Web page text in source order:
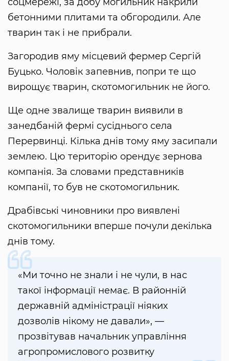
бетонними плитами та обгородили. Але
тварин так і не прибрали.
Загородив яму місцевий фермер Сергій
Буцько. Чоловік запевнив, попри те що
вирощує тварин, скотомогильник не його.
Ще одне звалище тварин виявили в
занедбаній фермі сусіднього села
Перервинці. Кілька днів тому яму засипали
землею. Цю територію орендує зернова
компанія. За словами представників
компанії, то був не скотомогильник.
Драбівські чиновники про виявлені
скотомогильники вперше почули декілька
днів тому.
«Ми точно не знали і не чули, в нас
такої інформації немає. В районній
державній адміністрації ніяких
дозволів нікому не давали», —
прозвітував начальник управління
агропромислового розвитку